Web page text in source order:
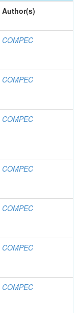
Author(s)
COMPEC
COMPEC
COMPEC
COMPEC
COMPEC
COMPEC
COMPEC